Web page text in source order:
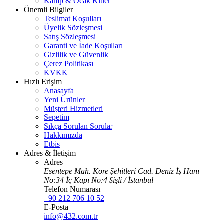
Önemli Bilgiler
Teslimat Koşulları
Üyelik Sözleşmesi
Satış Sözleşmesi
Garanti ve İade Koşulları
Gizlilik ve Güvenlik
Çerez Politikası
KVKK
Hızlı Erişim
Anasayfa
Yeni Ürünler
Müşteri Hizmetleri
Sepetim
Sıkça Sorulan Sorular
Hakkımızda
Etbis
Adres & İletişim
Adres
Esentepe Mah. Kore Şehitleri Cad. Deniz İş Hanı
No:34 İç Kapı No:4 Şişli / İstanbul
Telefon Numarası
+90 212 706 10 52
E-Posta
info@432.com.tr